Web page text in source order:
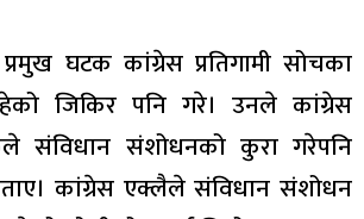
घटक कांग्रेस प्रतिगामी सोचका
जिकिर पनि गरे। उनले कांग्रेस
संविधान संशोधनको कुरा गरेपनि
कांग्रेस एक्लैले संविधान संशोधन